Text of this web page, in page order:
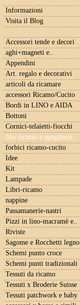
Informazioni
Visita il Blog
Accessori tende e decori
aghi+magneti e..
Appendini
Art. regalo e decorativi
articoli da ricamare
accessori Ricamo/Cucito
Bordi in LINO e AIDA
Bottoni
Cornici-telaietti-fiocchi
filo ricamo e aguglieria
forbici ricamo-cucito
Idee
Kit
Lampade
Libri-ricamo
nappine
Passamanerie-nastri
Pizzi in lino-macramè e..
Riviste
Sagome e Rocchetti legno
Schemi punto croce
Schemi punti tradizionali
Tessuti da ricamo
Tessuti x Broderie Suisse
Tessuti patchwork e baby